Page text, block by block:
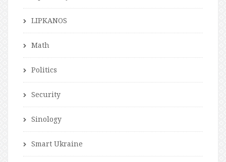
LIPKANOS
Math
Politics
Security
Sinology
Smart Ukraine